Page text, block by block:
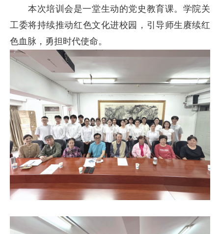
本次培训会是一堂生动的党史教育课。学院关
工委将持续推动红色文化进校园，引导师生赓续红
色血脉，勇担时代使命。